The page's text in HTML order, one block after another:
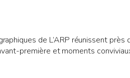
de L’ARP réunissent
première et moments